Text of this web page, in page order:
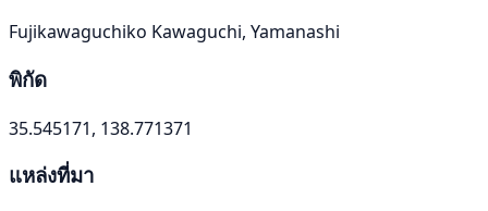
Fujikawaguchiko Kawaguchi, Yamanashi
พิกัด
35.545171, 138.771371
แหล่งที่มา